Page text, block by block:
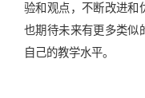
验和观点，不断改进和
也期待未来有更多类似
自己的教学水平。